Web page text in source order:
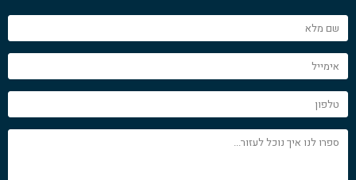
שם
מלא
אימייל
טלפון
ספרו
לנו